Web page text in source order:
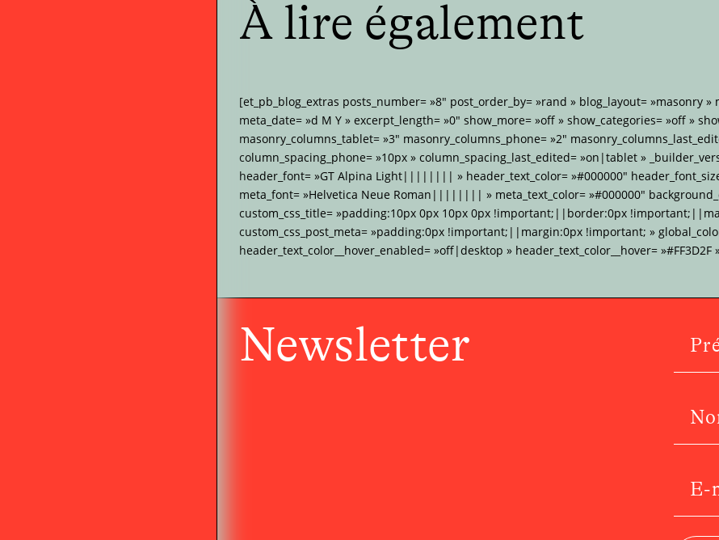
À lire également
[et_pb_blog_extras posts_number= »8″ post_order_by= »rand » blog_layout= »masonry
meta_date= »d M Y » excerpt_length= »0″ show_more= »off » show_categories= »off »
masonry_columns_tablet= »3″ masonry_columns_phone= »2″
column_spacing_phone= »10px » column_spacing_last_edited= »on|tablet »
header_font= »GT Alpina Light|||||||| » header_text_color= »#000000″
meta_font= »Helvetica Neue Roman|||||||| » meta_text_color= »#000000″
custom_css_title= »padding:10px 0px 10px 0px !important;||border:0px
custom_css_post_meta= »padding:0px !important;||margin:0px !important; »
header_text_color__hover_enabled= »off|desktop » header_text_color__hover= »#FF3D2F
Newsletter